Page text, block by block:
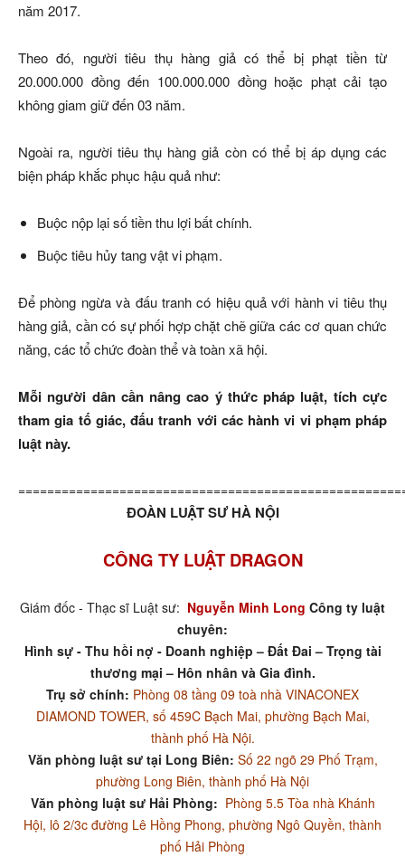
năm 2017.
Theo đó, người tiêu thụ hàng giả có thể bị phạt tiền từ
20.000.000 đồng đến 100.000.000 đồng hoặc phạt cải tạo
không giam giữ đến 03 năm.
Ngoài ra, người tiêu thụ hàng giả còn có thể bị áp dụng các
biện pháp khắc phục hậu quả như:
Buộc nộp lại số tiền thu lợi bất chính.
Buộc tiêu hủy tang vật vi phạm.
Để phòng ngừa và đấu tranh có hiệu quả với hành vi tiêu thụ
hàng giả, cần có sự phối hợp chặt chẽ giữa các cơ quan chức
năng, các tổ chức đoàn thể và toàn xã hội.
Mỗi người dân cần nâng cao ý thức pháp luật, tích cực
tham gia tố giác, đấu tranh với các hành vi vi phạm pháp
luật này.
ĐOÀN LUẬT SƯ HÀ NỘI
CÔNG TY LUẬT DRAGON
Giám đốc - Thạc sĩ Luật sư: Nguyễn Minh Long Công ty luật
chuyên:
Hình sự - Thu hồi nợ - Doanh nghiệp – Đất Đai – Trọng tài
thương mại – Hôn nhân và Gia đình.
Trụ sở chính: Phòng 08 tầng 09 toà nhà VINACONEX
DIAMOND TOWER, số 459C Bạch Mai, phường Bạch Mai,
thành phố Hà Nội.
Văn phòng luật sư tại Long Biên: Số 22 ngõ 29 Phố Trạm,
phường Long Biên, thành phố Hà Nội
Văn phòng luật sư Hải Phòng: Phòng 5.5 Tòa nhà Khánh
Hội, lô 2/3c đường Lê Hồng Phong, phường Ngô Quyền, thành
phố Hải Phòng